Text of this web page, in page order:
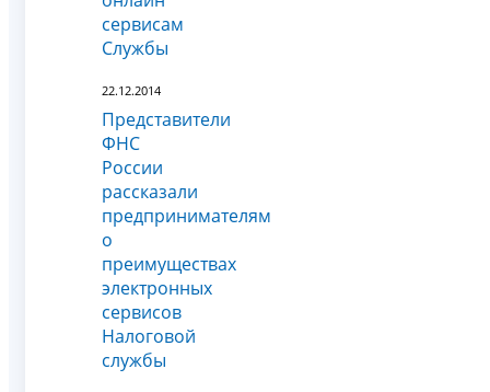
сервисам
Службы
22.12.2014
Представители
ФНС
России
рассказали
предпринимателям
о
преимуществах
электронных
сервисов
Налоговой
службы